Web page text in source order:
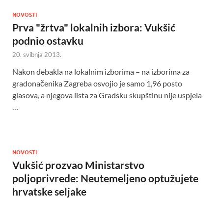
NOVOSTI
Prva "žrtva" lokalnih izbora: Vukšić
podnio ostavku
20. svibnja 2013.
Nakon debakla na lokalnim izborima – na izborima za
gradonačenika Zagreba osvojio je samo 1,96 posto
glasova, a njegova lista za Gradsku skupštinu nije uspjela
NOVOSTI
Vukšić prozvao Ministarstvo
poljoprivrede: Neutemeljeno optužujete
hrvatske seljake